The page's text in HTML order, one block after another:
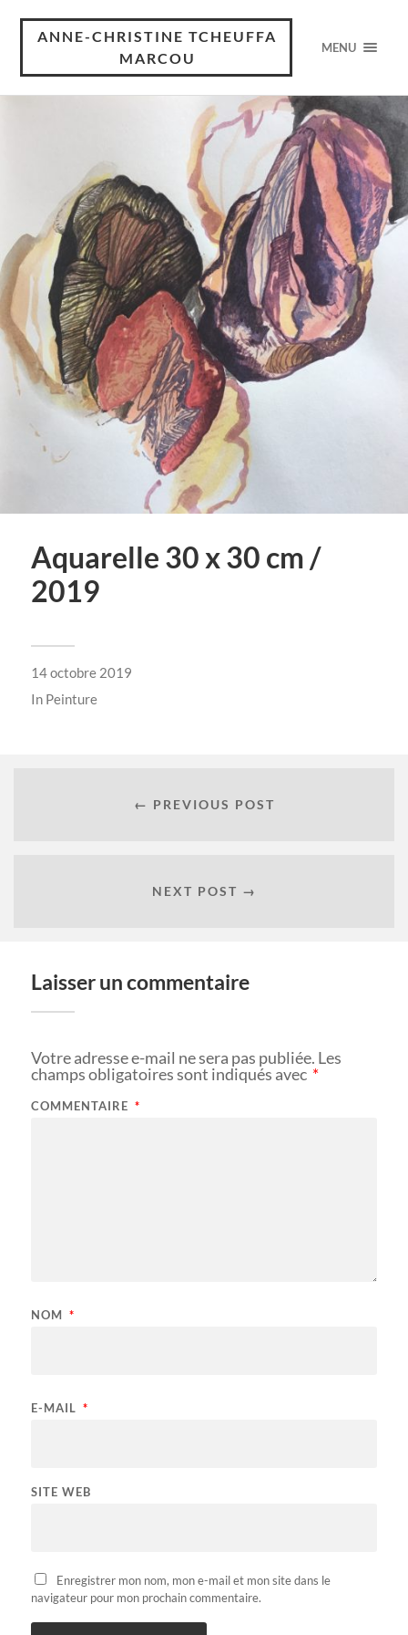
ANNE-CHRISTINE TCHEUFFA
MARCOU
MENU
Aquarelle 30 x 30 cm /
2019
14 octobre 2019
In Peinture
← PREVIOUS POST
NEXT POST →
Laisser un commentaire
Votre adresse e-mail ne sera pas publiée. Les
champs obligatoires sont indiqués avec *
COMMENTAIRE *
NOM *
E-MAIL *
SITE WEB
Enregistrer mon nom, mon e-mail et mon site dans le
navigateur pour mon prochain commentaire.